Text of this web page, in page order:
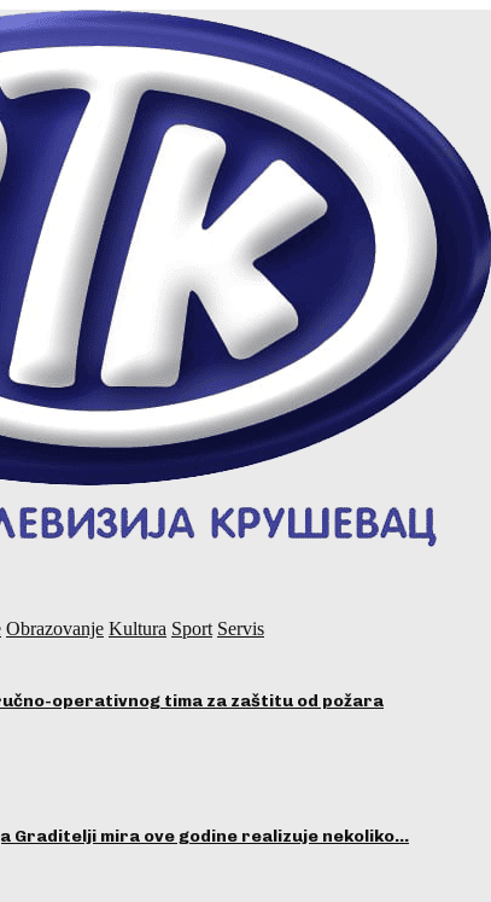
Obrazovanje Kultura Sport Servis
operativnog tima za zaštitu od požara
Graditelji mira ove godine realizuje nekoliko…